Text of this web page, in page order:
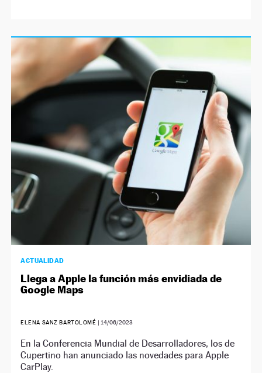
ACTUALIDAD
Llega a Apple la función más envidiada de
Google Maps
ELENA SANZ BARTOLOMÉ | 14/06/2023
En la Conferencia Mundial de Desarrolladores, los de
Cupertino han anunciado las novedades para Apple
CarPlay.